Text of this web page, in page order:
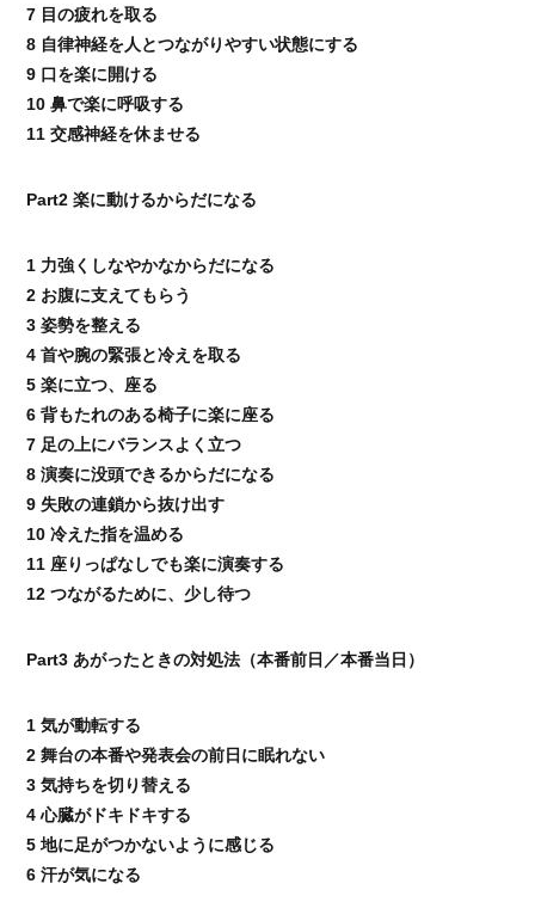
7 目の疲れを取る
8 自律神経を人とつながりやすい状態にする
9 口を楽に開ける
10 鼻で楽に呼吸する
11 交感神経を休ませる
Part2 楽に動けるからだになる
1 力強くしなやかなからだになる
2 お腹に支えてもらう
3 姿勢を整える
4 首や腕の緊張と冷えを取る
5 楽に立つ、座る
6 背もたれのある椅子に楽に座る
7 足の上にバランスよく立つ
8 演奏に没頭できるからだになる
9 失敗の連鎖から抜け出す
10 冷えた指を温める
11 座りっぱなしでも楽に演奏する
12 つながるために、少し待つ
Part3 あがったときの対処法（本番前日／本番当日）
1 気が動転する
2 舞台の本番や発表会の前日に眠れない
3 気持ちを切り替える
4 心臓がドキドキする
5 地に足がつかないように感じる
6 汗が気になる